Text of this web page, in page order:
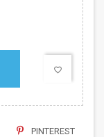
favorite_border
PINTEREST